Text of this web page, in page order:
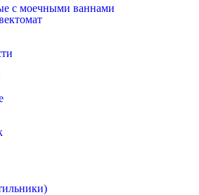
с моечными ваннами